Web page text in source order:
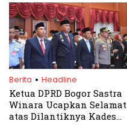
Berita . Headline
Ketua DPRD Bogor Sastra
Winara Ucapkan Selamat
atas Dilantiknya Kades